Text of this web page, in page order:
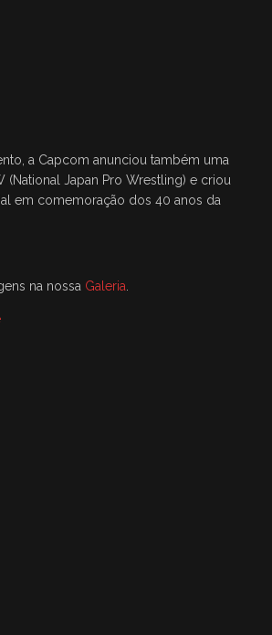
a Capcom anunciou também uma
(National Japan Pro Wrestling) e criou
em comemoração dos 40 anos da
na nossa Galeria